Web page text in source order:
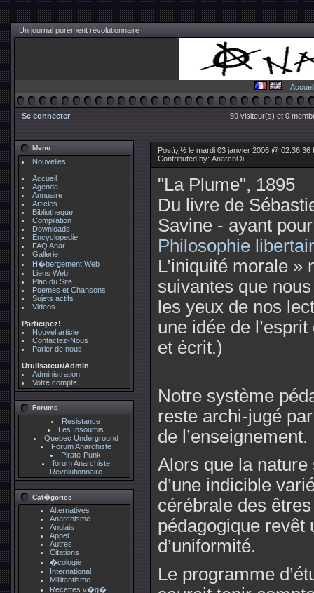
Un journal purement révolutionnaire
Accueil
Se connecter 59 visiteur(s) et 0
Menu
Nouvelles
Accueil
Agenda
Annuaire
Articles
Bibliotheque
Compilation
Downloads
Encyclopedie
FAQ Anar
Gallerie
H�bergement Web
Liens Web
Plan du Site
Poemes et Chansons
Sujets actifs
Videos
Participez!
Nouvel article
Contactez-Nous
Parler de nous
Utulisateur/Admin
Administration
Votre compte
Forums
Resistance
Les Insoumis
Quebec Underground
Forum Anarchiste
Pirate-Punk
forum Anarchiste
Revolutionnaire
Cat�gories
Alternatives
Anarchisme
Anglais
Appel
Autres
Citations
�cologie
International
Millitantisme
Recettes v�g�
Postï¿½ le mardi 03 janvier 2006 @ 02:36:36
Contributed by: AnarchOi
"La Plume", 1895
Du livre de
Savine - ayant
Philosophie
L’iniquité morale »
suivantes que
les yeux de nos
une idée de
et écrit.)
Notre système
reste archi-jugé
de l’enseignement.
Alors que la
d’une indicible
cérébrale des
pédagogique revêt
d’uniformité.
Le programme